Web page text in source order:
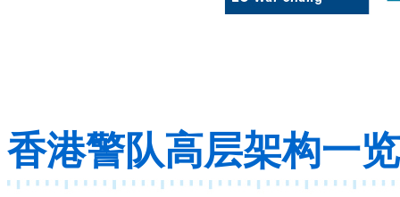
香港警队高层架构一